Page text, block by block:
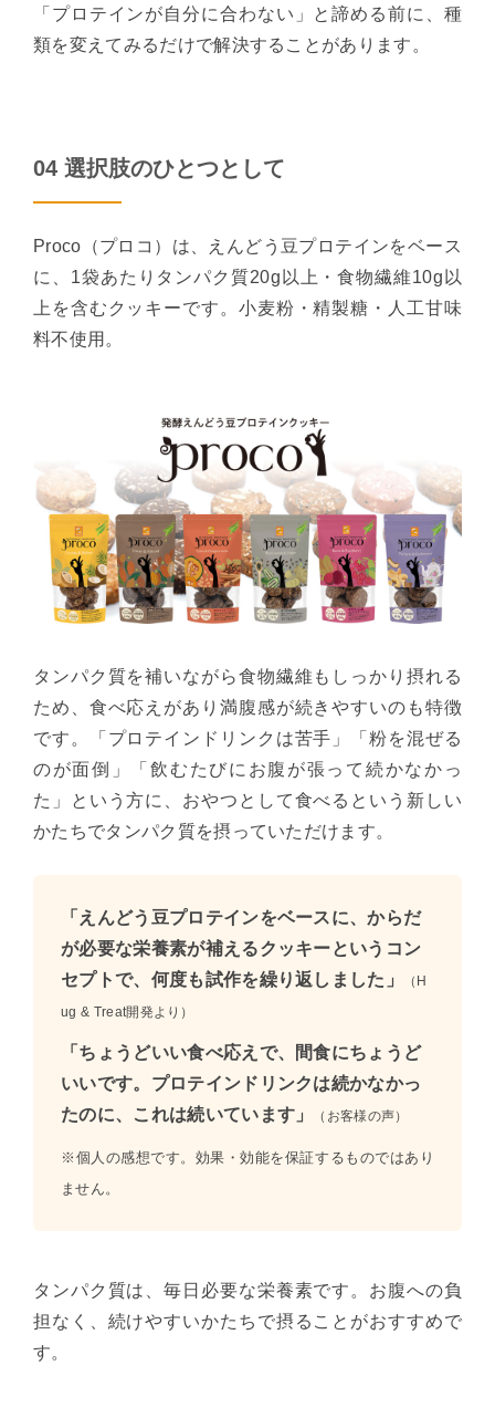
「プロテインが自分に合わない」と諦める前に、種
類を変えてみるだけで解決することがあります。
04 選択肢のひとつとして
Proco（プロコ）は、えんどう豆プロテインをベース
に、1袋あたりタンパク質20g以上・食物繊維10g以
上を含むクッキーです。小麦粉・精製糖・人工甘味
料不使用。
タンパク質を補いながら食物繊維もしっかり摂れる
ため、食べ応えがあり満腹感が続きやすいのも特徴
です。「プロテインドリンクは苦手」「粉を混ぜる
のが面倒」「飲むたびにお腹が張って続かなかっ
た」という方に、おやつとして食べるという新しい
かたちでタンパク質を摂っていただけます。
「えんどう豆プロテインをベースに、からだ
が必要な栄養素が補えるクッキーというコン
セプトで、何度も試作を繰り返しました」
（H
ug & Treat開発より）
「ちょうどいい食べ応えで、間食にちょうど
いいです。プロテインドリンクは続かなかっ
たのに、これは続いています」
（お客様の声）
※個人の感想です。効果・効能を保証するものではあり
ません。
タンパク質は、毎日必要な栄養素です。お腹への負
担なく、続けやすいかたちで摂ることがおすすめで
す。